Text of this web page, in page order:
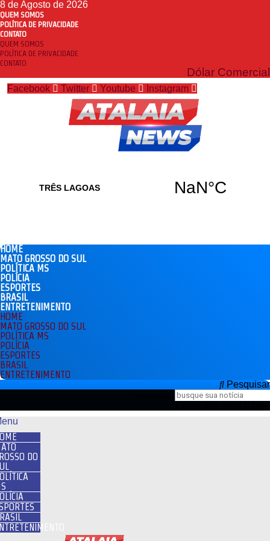
8 de Agosto de 2026
QUEM SOMOS
POLÍTICA DE PRIVACIDADE
CONTATO
QUEM SOMOS
POLÍTICA DE PRIVACIDADE
CONTATO
Dólar Comercial
Facebook Twitter Youtube Instagram
HOME
MATO GROSSO DO SUL
POLÍTICA MS
POLÍCIA
ESPORTES
BRASIL
ENTRETENIMENTO
HOME
MATO GROSSO DO SUL
POLÍTICA MS
POLÍCIA
ESPORTES
BRASIL
ENTRETENIMENTO
Pesquisar
DO